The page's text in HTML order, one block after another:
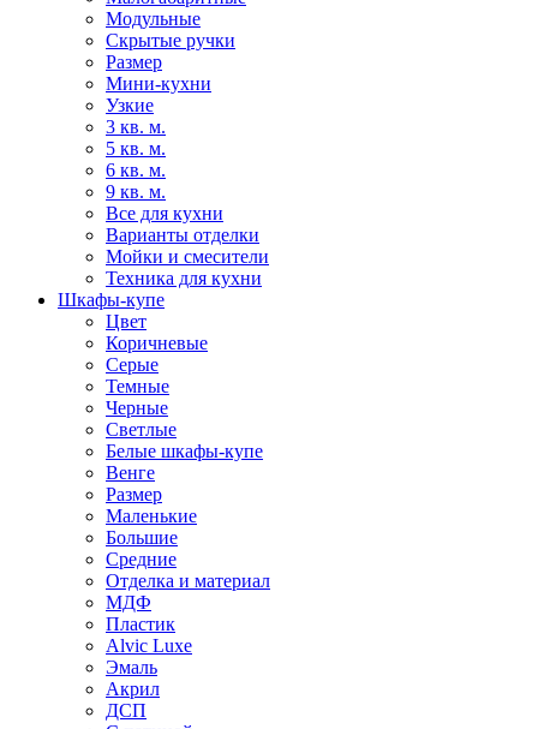
Модульные
Скрытые ручки
Размер
Мини-кухни
Узкие
3 кв. м.
5 кв. м.
6 кв. м.
9 кв. м.
Все для кухни
Варианты отделки
Мойки и смесители
Техника для кухни
Шкафы-купе
Цвет
Коричневые
Серые
Темные
Черные
Светлые
Белые шкафы-купе
Венге
Размер
Маленькие
Большие
Средние
Отделка и материал
МДФ
Пластик
Alvic Luxe
Эмаль
Акрил
ДСП